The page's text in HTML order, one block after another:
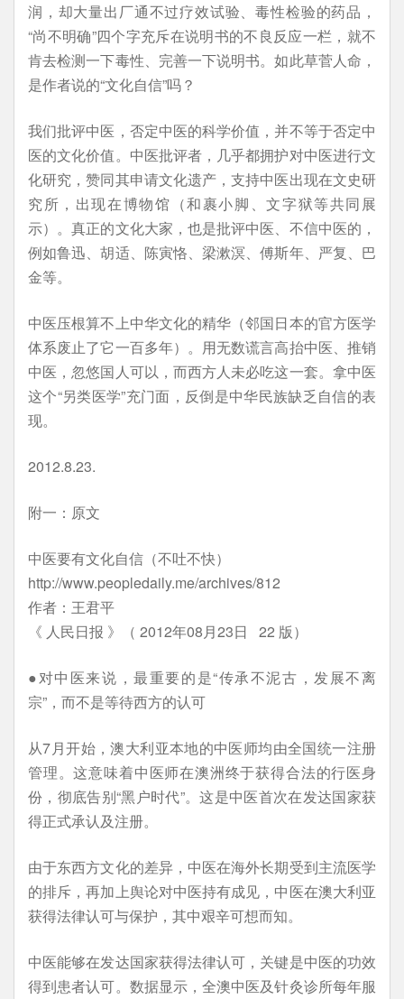
润，却大量出厂通不过疗效试验、毒性检验的药品，
“尚不明确”四个字充斥在说明书的不良反应一栏，就不
肯去检测一下毒性、完善一下说明书。如此草菅人命，
是作者说的“文化自信”吗？
我们批评中医，否定中医的科学价值，并不等于否定中
医的文化价值。中医批评者，几乎都拥护对中医进行文
化研究，赞同其申请文化遗产，支持中医出现在文史研
究所，出现在博物馆（和裹小脚、文字狱等共同展
示）。真正的文化大家，也是批评中医、不信中医的，
例如鲁迅、胡适、陈寅恪、梁漱溟、傅斯年、严复、巴
金等。
中医压根算不上中华文化的精华（邻国日本的官方医学
体系废止了它一百多年）。用无数谎言高抬中医、推销
中医，忽悠国人可以，而西方人未必吃这一套。拿中医
这个“另类医学”充门面，反倒是中华民族缺乏自信的表
现。
2012.8.23.
附一：原文
中医要有文化自信（不吐不快）
http://www.peopledaily.me/archives/812
作者：王君平
《 人民日报 》（ 2012年08月23日 22 版）
●对中医来说，最重要的是“传承不泥古，发展不离
宗”，而不是等待西方的认可
从7月开始，澳大利亚本地的中医师均由全国统一注册
管理。这意味着中医师在澳洲终于获得合法的行医身
份，彻底告别“黑户时代”。这是中医首次在发达国家获
得正式承认及注册。
由于东西方文化的差异，中医在海外长期受到主流医学
的排斥，再加上舆论对中医持有成见，中医在澳大利亚
获得法律认可与保护，其中艰辛可想而知。
中医能够在发达国家获得法律认可，关键是中医的功效
得到患者认可。数据显示，全澳中医及针灸诊所每年服